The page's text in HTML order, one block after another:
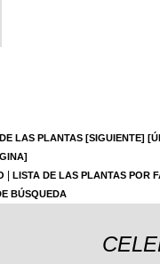
LAS PLANTAS [SIGUIENTE]
LISTA DE LAS PLANTAS POR
BÚSQUEDA